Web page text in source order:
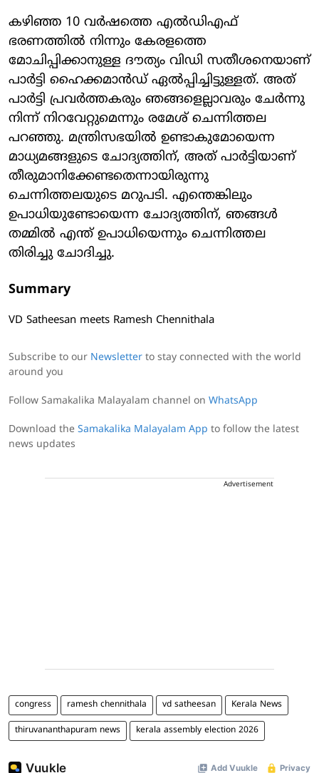
കഴിഞ്ഞ 10 വര്‍ഷത്തെ എല്‍ഡിഎഫ്
ഭരണത്തില്‍ നിന്നും കേരളത്തെ
മോചിപ്പിക്കാനുള്ള ദൗത്യം വിഡി സതീശനെയാണ്
പാര്‍ട്ടി ഹൈക്കമാന്‍ഡ് ഏല്‍പ്പിച്ചിട്ടുള്ളത്. അത്
പാര്‍ട്ടി പ്രവര്‍ത്തകരും ഞങ്ങളെല്ലാവരും ചേര്‍ന്നു
നിന്ന് നിറവേറ്റുമെന്നും രമേശ് ചെന്നിത്തല
പറഞ്ഞു. മന്ത്രിസഭയില്‍ ഉണ്ടാകുമോയെന്ന
മാധ്യമങ്ങളുടെ ചോദ്യത്തിന്, അത് പാര്‍ട്ടിയാണ്
തീരുമാനിക്കേണ്ടതെന്നായിരുന്നു
ചെന്നിത്തലയുടെ മറുപടി. എന്തെങ്കിലും
ഉപാധിയുണ്ടോയെന്ന ചോദ്യത്തിന്, ഞങ്ങള്‍
തമ്മില്‍ എന്ത് ഉപാധിയെന്നും ചെന്നിത്തല
തിരിച്ചു ചോദിച്ചു.
Summary
VD Satheesan meets Ramesh Chennithala
Subscribe to our Newsletter to stay connected with the world
around you
Follow Samakalika Malayalam channel on WhatsApp
Download the Samakalika Malayalam App to follow the latest
news updates
Advertisement
congress ramesh chennithala vd satheesan Kerala News
thiruvananthapuram news kerala assembly election 2026